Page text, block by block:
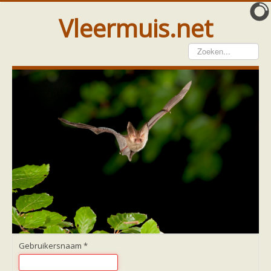
Vleermuis.net
Vleermuis gezien
Waarneming doorgeven
Wat doen wij met meldingen
Telinstructie
Waarnemingen doorgeven elders
Hulp
Vleermuis gevonden
Vanginstructie
Hulp per email
Hulp per provincie
Drenthe
Groningen
Home
Gebruikersnaam *